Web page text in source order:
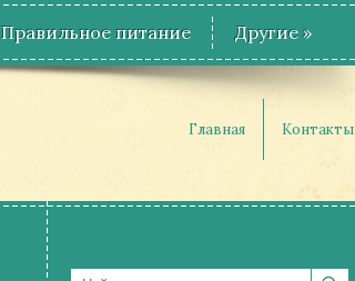
Правильное питание Другие »
Главная Контакты